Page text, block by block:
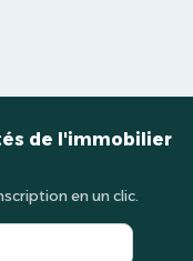
de l'immobilier
en un clic.